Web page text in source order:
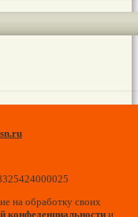
на обработку своих
и